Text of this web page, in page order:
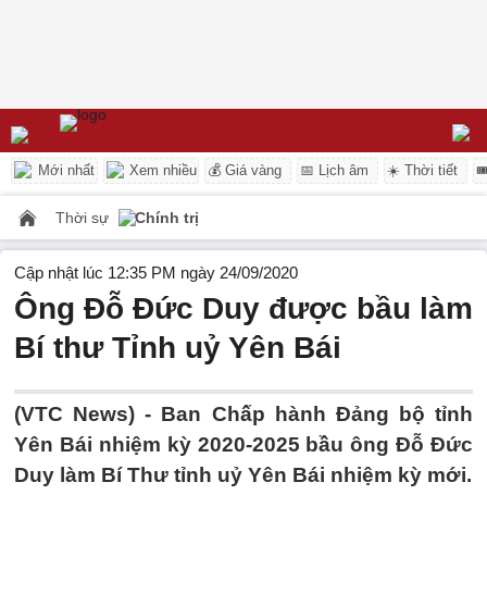
Mới nhất Xem nhiều 💰 Giá vàng 📅 Lịch âm ☀️ Thời tiết
Thời sự Chính trị
Cập nhật lúc 12:35 PM ngày 24/09/2020
Ông Đỗ Đức Duy được bầu làm
Bí thư Tỉnh uỷ Yên Bái
(VTC News) - Ban Chấp hành Đảng bộ tỉnh
Yên Bái nhiệm kỳ 2020-2025 bầu ông Đỗ Đức
Duy làm Bí Thư tỉnh uỷ Yên Bái nhiệm kỳ mới.